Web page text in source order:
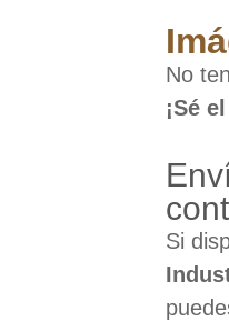
No
¡Sé
Si